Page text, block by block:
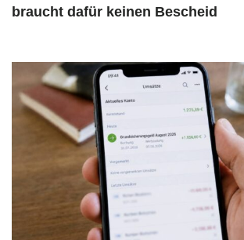
braucht dafür keinen Bescheid